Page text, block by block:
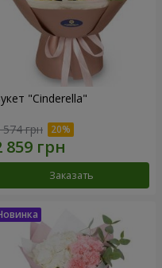
"Cinderella"
574 грн
Заказать